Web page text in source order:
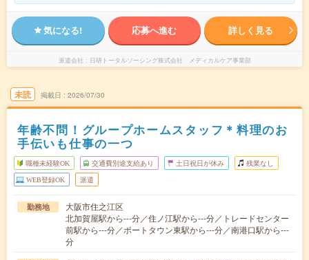
気になる! 応募へ進む 詳しく見る
派遣会社 日研トータルソーシング株式会社 メディカルケア事業部
未読 掲載日 2026/07/30
年齢不問！グループホームスタッフ＊料理のお
手伝いも仕事の一つ
職種未経験OK 交通費別途支給あり 土日祝日が休み 残業なし
WEB登録OK 派遣
勤務地
大阪市住之江区
北加賀屋駅から---分／住ノ江駅から---分／トレードセンター
前駅から---分／ポートタウン東駅から---分／南港口駅から---
分